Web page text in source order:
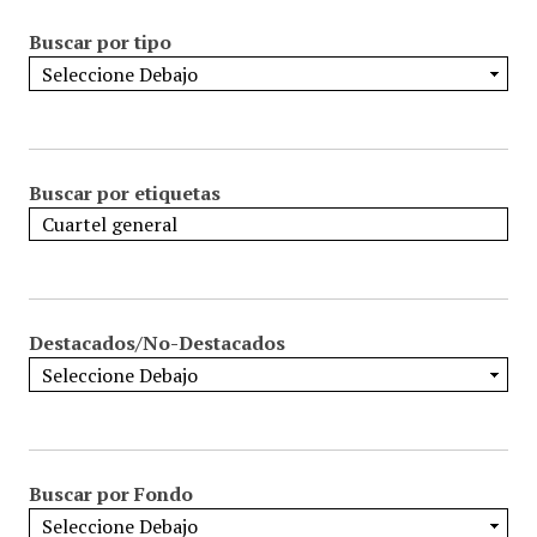
Buscar por tipo
Buscar por etiquetas
Destacados/No-Destacados
Buscar por Fondo